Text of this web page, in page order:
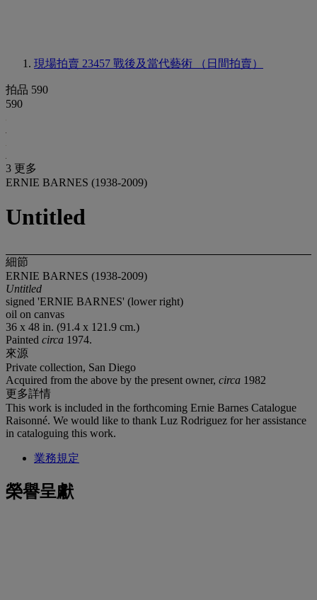
現場拍賣 23457 戰後及當代藝術 （日間拍賣）
拍品 590
590
3 更多
ERNIE BARNES (1938-2009)
Untitled
細節
ERNIE BARNES (1938-2009)
Untitled
signed 'ERNIE BARNES' (lower right)
oil on canvas
36 x 48 in. (91.4 x 121.9 cm.)
Painted circa 1974.
來源
Private collection, San Diego
Acquired from the above by the present owner, circa 1982
更多詳情
This work is included in the forthcoming Ernie Barnes Catalogue
Raisonné. We would like to thank Luz Rodriguez for her assistance
in cataloguing this work.
業務規定
榮譽呈獻